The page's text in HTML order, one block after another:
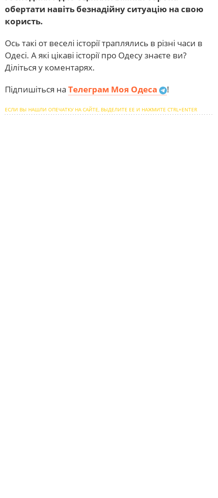
обертати навіть безнадійну ситуацію на свою
користь.
Ось такі от веселі історії траплялись в різні часи в
Одесі. А які цікаві історії про Одесу знаєте ви?
Діліться у коментарях.
Підпишіться на Телеграм Моя Одеса !
ЕСЛИ ВЫ НАШЛИ ОПЕЧАТКУ НА САЙТЕ, ВЫДЕЛИТЕ ЕЕ И НАЖМИТЕ CTRL+ENTER